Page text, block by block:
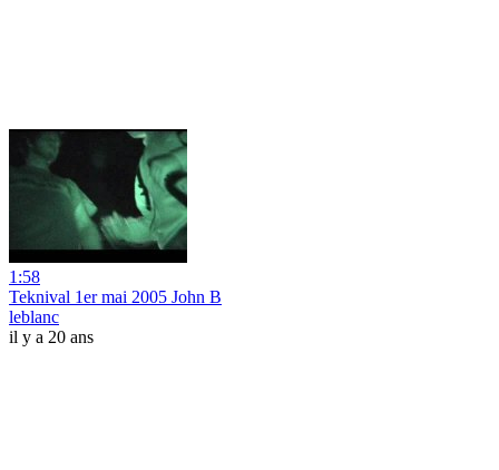
1:58
Teknival 1er mai 2005 John B
leblanc
il y a 20 ans